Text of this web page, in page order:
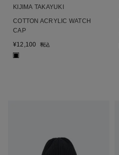
KIJIMA TAKAYUKI
COTTON ACRYLIC WATCH
CAP
¥12,100 税込
■